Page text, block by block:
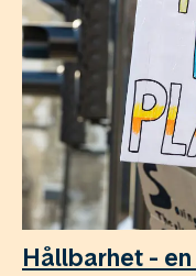
Hållbarhet -